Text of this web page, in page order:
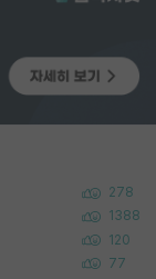
278
1388
120
77